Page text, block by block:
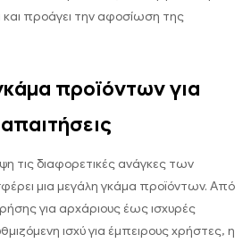
προάγει την αφοσίωση της
προϊόντων για
τις διαφορετικές ανάγκες των
μια μεγάλη γκάμα προϊόντων. Από
για αρχάριους έως ισχυρές
ισχύ για έμπειρους χρήστες, η